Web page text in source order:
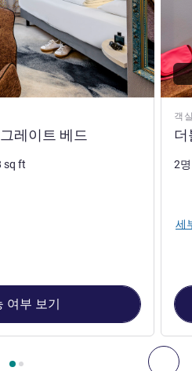
다
- 최신 머큐어 그레이트 베드 , 객
레이트 베드
sq ft
여부 보기
객
더
2
세